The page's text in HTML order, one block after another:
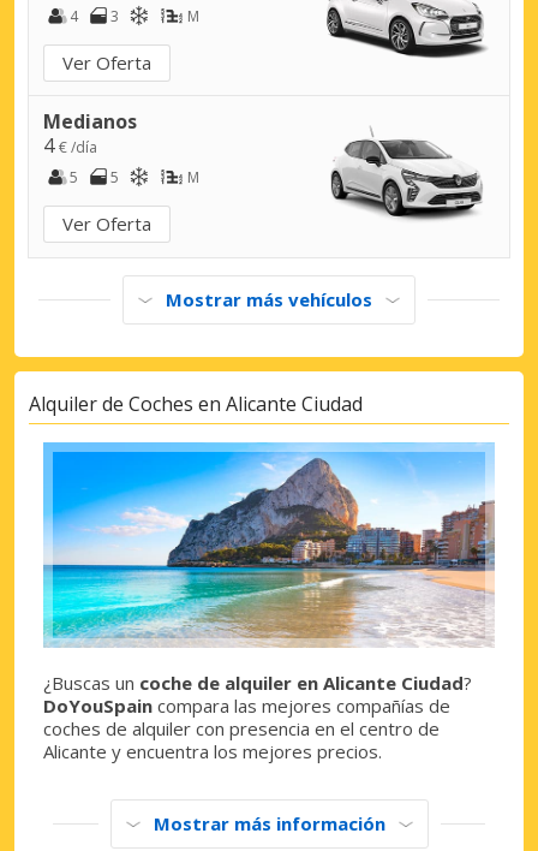
4
3 M
Ver Oferta
Medianos
4€ /día
5
5 M
Ver Oferta
Mostrar más vehículos
Alquiler de Coches en Alicante Ciudad
¿Buscas un coche de alquiler en Alicante Ciudad?
DoYouSpain compara las mejores compañías de
coches de alquiler con presencia en el centro de
Alicante y encuentra los mejores precios.
Mostrar más información